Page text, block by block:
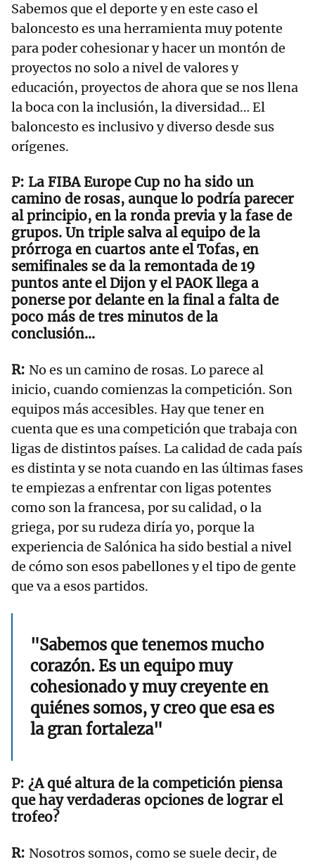
Sabemos que el deporte y en este caso el
baloncesto es una herramienta muy potente
para poder cohesionar y hacer un montón de
proyectos no solo a nivel de valores y
educación, proyectos de ahora que se nos llena
la boca con la inclusión, la diversidad… El
baloncesto es inclusivo y diverso desde sus
orígenes.
La FIBA Europe Cup no ha sido un
camino de rosas, aunque lo podría parecer
al principio, en la ronda previa y la fase de
grupos. Un triple salva al equipo de la
prórroga en cuartos ante el Tofas, en
semifinales se da la remontada de 19
puntos ante el Dijon y el PAOK llega a
ponerse por delante en la final a falta de
poco más de tres minutos de la
conclusión…
No es un camino de rosas. Lo parece al
inicio, cuando comienzas la competición. Son
equipos más accesibles. Hay que tener en
cuenta que es una competición que trabaja con
ligas de distintos países. La calidad de cada país
es distinta y se nota cuando en las últimas fases
te empiezas a enfrentar con ligas potentes
como son la francesa, por su calidad, o la
griega, por su rudeza diría yo, porque la
experiencia de Salónica ha sido bestial a nivel
de cómo son esos pabellones y el tipo de gente
que va a esos partidos.
"Sabemos que tenemos mucho
corazón. Es un equipo muy
cohesionado y muy creyente en
quiénes somos, y creo que esa es
la gran fortaleza"
¿A qué altura de la competición piensa
que hay verdaderas opciones de lograr el
trofeo?
Nosotros somos, como se suele decir, de